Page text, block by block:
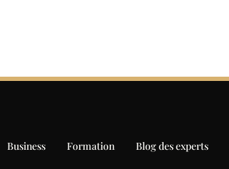
Business Formation Blog des experts